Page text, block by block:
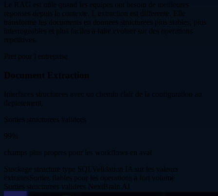
Le RAG est utile quand les equipes ont besoin de meilleures
reponses depuis le contexte. L extraction est differente. Elle
transforme les documents en donnees structurees plus stables, plus
interrogeables et plus faciles a faire evoluer sur des operations
repetitives.
Pret pour l entreprise
Document Extraction
Interfaces structurees avec un chemin clair de la configuration au
deploiement.
Sorties structurees validees
99%
champs plus propres pour les workflows en aval
Stockage structure type SQL Validation IA sur les valeurs
extraitesSorties fiables pour les operations a fort volume
Sorties structurees validees NextBrain AI